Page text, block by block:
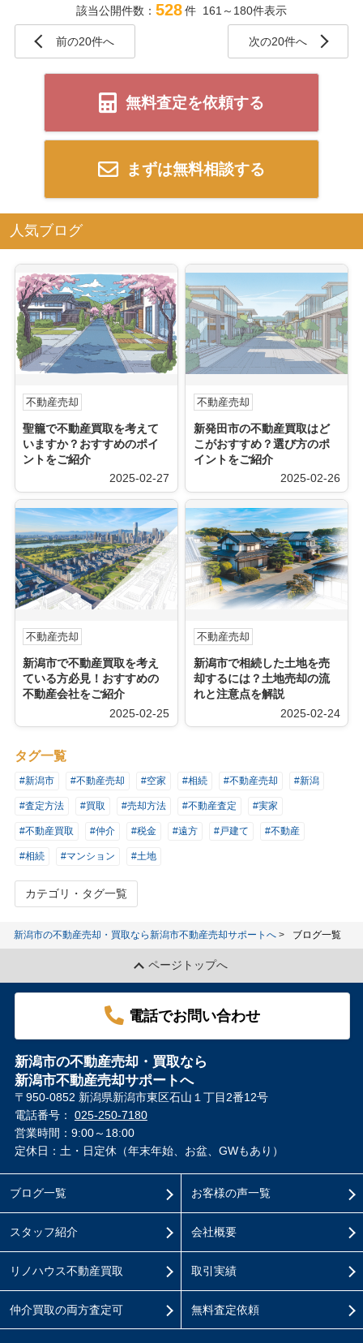
該当公開件数： 528件 161～180件表示
前の20件へ 次の20件へ
無料査定を依頼する
まずは無料相談する
人気ブログ
不動産売却
聖籠で不動産買取を考えて
いますか？おすすめのポイ
ントをご紹介
2025-02-27
不動産売却
新発田市の不動産買取はど
こがおすすめ？選び方のポ
イントをご紹介
2025-02-26
不動産売却
新潟市で不動産買取を考え
ている方必見！おすすめの
不動産会社をご紹介
2025-02-25
不動産売却
新潟市で相続した土地を売
却するには？土地売却の流
れと注意点を解説
2025-02-24
タグ一覧
#新潟市 #不動産売却 #空家 #相続 #不動産売却 #新潟
#査定方法 #買取 #売却方法 #不動産査定 #実家
#不動産買取 #仲介 #税金 #遠方 #戸建て #不動産
#相続 #マンション #土地
カテゴリ・タグ一覧
新潟市の不動産売却・買取なら新潟市不動産売却サポートへ ブログ一覧
ページトップへ
電話でお問い合わせ
新潟市の不動産売却・買取なら
新潟市不動産売却サポートへ
〒950-0852 新潟県新潟市東区石山１丁目2番12号
電話番号： 025-250-7180
営業時間：9:00～18:00
定休日：土・日定休（年末年始、お盆、GWもあり）
ブログ一覧
スタッフ紹介
リノハウス不動産買取
仲介買取の両方査定可
お客様の声一覧
会社概要
取引実績
無料査定依頼